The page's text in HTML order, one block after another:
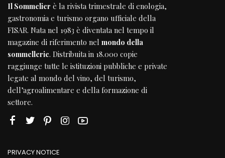
Il Sommelier è la rivista trimestrale di enologia,
gastronomia e turismo organo ufficiale della
FISAR. Nata nel 1983 è diventata nel tempo il
magazine di riferimento nel mondo della
sommellerie. Distribuita in 18.000 copie
raggiunge tutte le istituzioni pubbliche e private
legate al mondo del vino, del turismo,
dell’agroalimentare e della formazione di
settore.
PRIVACY NOTICE